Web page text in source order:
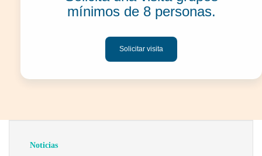
mínimos de 8 personas.
Solicitar visita
Noticias